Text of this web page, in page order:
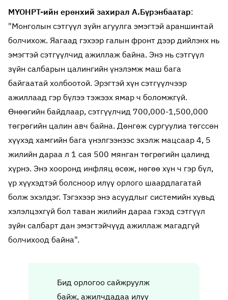
МҮОНРТ-ийн ерөнхий захирал А.Бүрэнбаатар:
"Монголын сэтгүүл зүйн агуулга эмэгтэй араншинтай
болчихож. Яагаад гэхээр галын фронт дээр дийлэнх нь
эмэгтэй сэтгүүлчид ажиллаж байна. Энэ нь сэтгүүл
зүйн салбарын цалингийн үнэлэмж маш бага
байгаатай холбоотой. Эрэгтэй хүн сэтгүүлчээр
ажиллаад гэр бүлээ тэжээх ямар ч боломжгүй.
Өнөөгийн байдлаар, сэтгүүлчид 700,000-1,500,000
төгрөгийн цалин авч байна. Дөнгөж сургуулиа төгссөн
хүүхэд хамгийн бага үнэлгээнээс эхэлж мацсаар 4, 5
жилийн дараа л 1 сая 500 мянган төгрөгийн цалинд
хүрнэ. Энэ хооронд инфляц өсөж, нөгөө хүн ч гэр бүл,
үр хүүхэдтэй болсноор илүү орлого шаардлагатай
болж эхэлдэг. Тэгэхээр энэ асуудлыг системийн хувьд
хэлэлцэхгүй бол таван жилийн дараа гэхэд сэтгүүл
зүйн салбарт дан эмэгтэйчүүд ажиллаж магадгүй
болчихоод байна".
Бид орлогоо сайжруулж
байж, ажилчдадаа илүү